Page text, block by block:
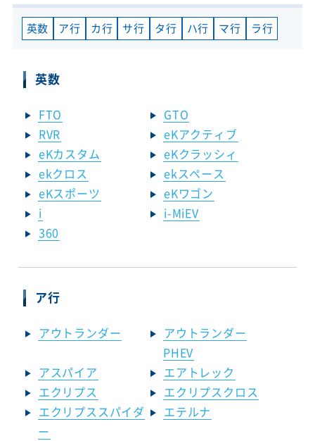
英数 ア行 カ行 サ行 タ行 ハ行 マ行 ラ行
英数
FTO
GTO
RVR
eKアクティブ
eKカスタム
eKクラッシィ
ekクロス
ekスペース
eKスポーツ
eKワゴン
i
i-MiEV
360
ア行
アウトランダー
アウトランダー
PHEV
アスパイア
エアトレック
エクリプス
エクリプスクロス
エクリプススパイダ
ー
エテルナ